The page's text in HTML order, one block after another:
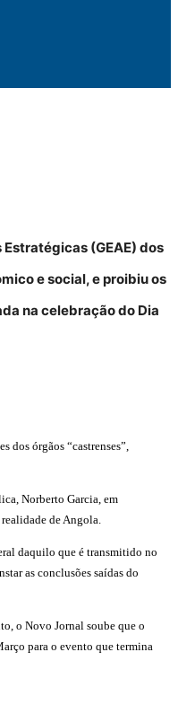
(GEAE) dos
e social, e proibiu os
na celebração do Dia
dos órgãos “castrenses”,
Norberto Garcia, em
de Angola.
daquilo que é transmitido no
as conclusões saídas do
o Novo Jornal soube que o
para o evento que termina